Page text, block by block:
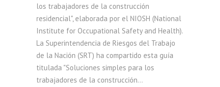
los trabajadores de la construcción
residencial", elaborada por el NIOSH (National
Institute for Occupational Safety and Health).
La Superintendencia de Riesgos del Trabajo
de la Nación (SRT) ha compartido esta guía
titulada "Soluciones simples para los
trabajadores de la construcción...